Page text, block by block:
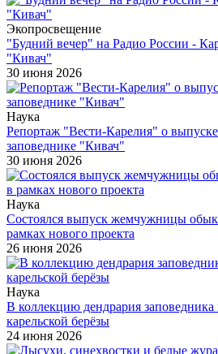
Экопросвещение
"Будний вечер" на Радио России -
"Кивач"
30 июня 2026
Наука
Репортаж "Вести-Карелия" о
заповеднике "Кивач"
30 июня 2026
Наука
Состоялся выпуск жемчужницы
рамках нового проекта
26 июня 2026
Наука
В коллекцию дендрария
карельской берёзы
24 июня 2026